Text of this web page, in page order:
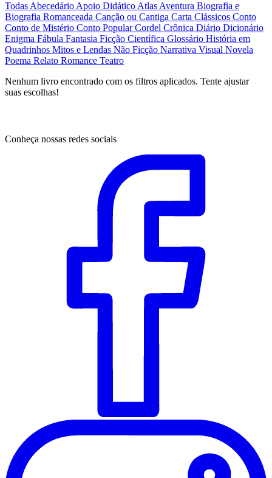
TodasAbecedárioApoio DidáticoAtlasAventura Biografia e
Biografia Romanceada Canção ou Cantiga Carta Clássicos Conto
Conto de Mistério Conto PopularCordel Crônica Diário Dicionário
Enigma Fábula Fantasia Ficção Científica Glossário História em
Quadrinhos Mitos e Lendas Não Ficção Narrativa Visual Novela
Poema Relato Romance Teatro
Nenhum livro encontrado com os filtros aplicados. Tente ajustar
suas escolhas!
Conheça nossas redes sociais